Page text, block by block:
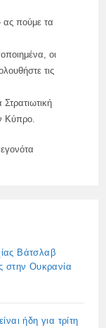
πούμε τα
οι
τις
Κύπρο.
Βάτσλαβ
στην Ουκρανία
ήδη για τρίτη